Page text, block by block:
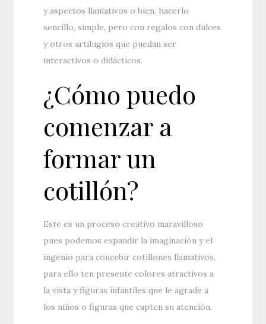
y aspectos llamativos o bien, hacerlo
sencillo, simple, pero con regalos con dulces
y otros artilugios que puedan ser
interactivos o didácticos.
¿Cómo puedo
comenzar a
formar un
cotillón?
Este es un proceso creativo maravilloso
pues podemos expandir la imaginación y el
ingenio para concebir cotillones llamativos,
para ello ten presente colores atractivos a
la vista y figuras infantiles que le agrade a
los niños o figuras que capten su atención.